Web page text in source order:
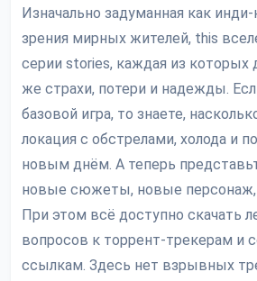
Изначально задуманная как
зрения мирных жителей, this
серии stories, каждая из которых
же страхи, потери и надежды.
базовой игра, то знаете,
локация с обстрелами, холода и
новым днём. А теперь
новые сюжеты, новые
При этом всё доступно скачать
вопросов к торрент-трекерам и
ссылкам. Здесь нет взрывных